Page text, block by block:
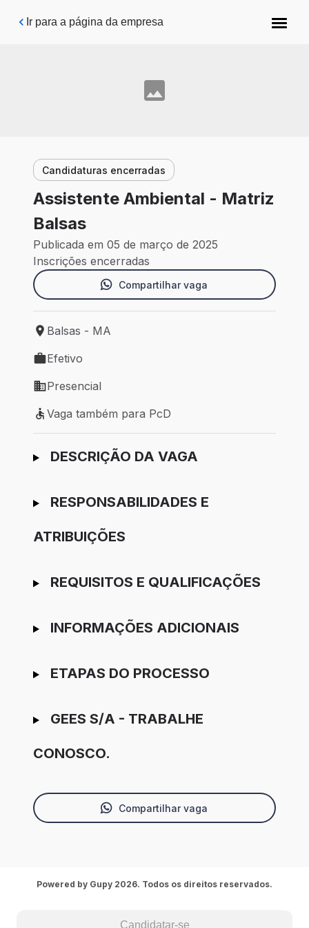
Pular para o conteúdo principal
Ir para a página da empresa
Candidaturas encerradas
Assistente Ambiental - Matriz
Balsas
Publicada em 05 de março de 2025
Inscrições encerradas
Compartilhar vaga
Local de trabalho: Balsas - MA
Balsas - MA
Tipo de vaga: Efetivo
Efetivo
Modelo de trabalho: Presencial
Presencial
Vaga também para PcD
Vaga também para PcD
Ir para candidatura
DESCRIÇÃO DA VAGA
RESPONSABILIDADES E
ATRIBUIÇÕES
REQUISITOS E QUALIFICAÇÕES
INFORMAÇÕES ADICIONAIS
ETAPAS DO PROCESSO
GEES S/A - TRABALHE
CONOSCO.
Compartilhar vaga
Candidatar-se
Powered by Gupy 2026. Todos os direitos reservados.